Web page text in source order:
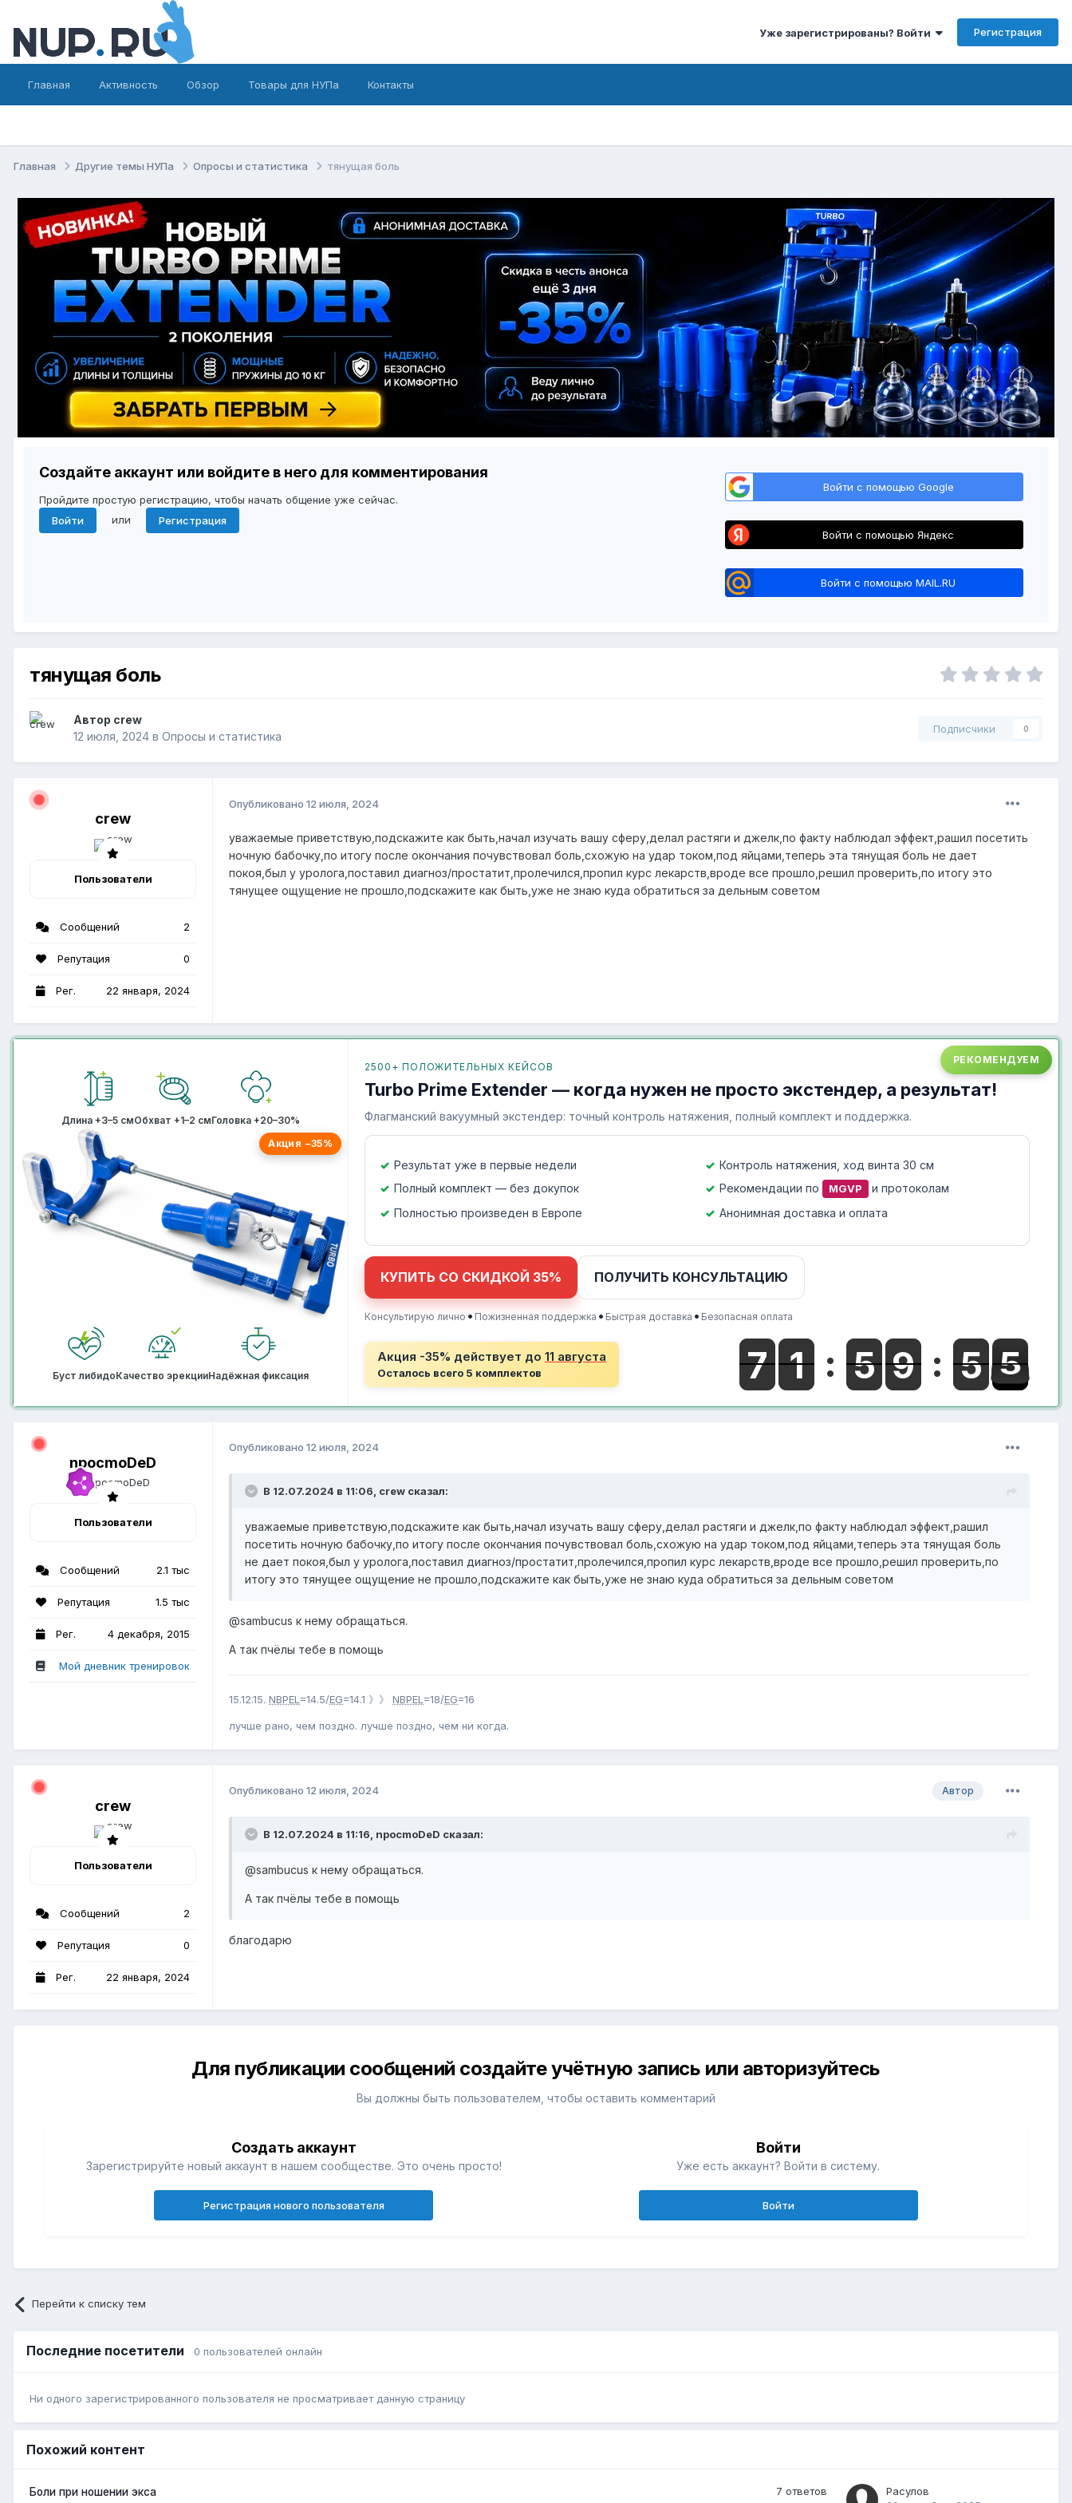
Уже зарегистрированы? Войти Регистрация
Главная Активность Обзор Товары для НУПа Контакты
Главная Другие темы НУПа Опросы и статистика тянущая боль
Создайте аккаунт или войдите в него для комментирования
Пройдите простую регистрацию, чтобы начать общение уже сейчас.
Войти
или Регистрация
Войти с помощью Google
Войти с помощью Яндекс
Войти с помощью MAIL.RU
тянущая боль
Автор crew
12 июля, 2024 в Опросы и статистика
Подписчики 0
crew
Пользователи
Сообщений 2
Репутация 0
Рег. 22 января, 2024
Опубликовано 12 июля, 2024
уважаемые приветствую,подскажите как быть,начал изучать вашу сферу,делал растяги и джелк,по факту наблюдал эффект,рашил посетить
ночную бабочку,по итогу после окончания почувствовал боль,схожую на удар током,под яйцами,теперь эта тянущая боль не дает
покоя,был у уролога,поставил диагноз/простатит,пролечился,пропил курс лекарств,вроде все прошло,решил проверить,по итогу это
тянущее ощущение не прошло,подскажите как быть,уже не знаю куда обратиться за дельным советом
Длина +3–5 смОбхват +1–2 смГоловка +20–30%
Акция −35%
Буст либидоКачество эрекцииНадёжная фиксация
РЕКОМЕНДУЕМ
2500+ ПОЛОЖИТЕЛЬНЫХ КЕЙСОВ
Turbo Prime Extender — когда нужен не просто экстендер, а результат!
Флагманский вакуумный экстендер: точный контроль натяжения, полный комплект и поддержка.
Результат уже в первые недели
Контроль натяжения, ход винта 30 см
Полный комплект — без докупок
Рекомендации по MGVP
и протоколам
Полностью произведен в Европе
Анонимная доставка и оплата
КУПИТЬ СО СКИДКОЙ 35% ПОЛУЧИТЬ КОНСУЛЬТАЦИЮ
Консультирую лично • Пожизненная поддержка • Быстрая доставка • Безопасная оплата
Акция -35% действует до 11 августа
Осталось всего 5 комплектов
npocmoDeD
Пользователи
Сообщений 2.1 тыс
Репутация 1.5 тыс
Рег. 4 декабря, 2015
Мой дневник тренировок
Опубликовано 12 июля, 2024
В 12.07.2024 в 11:06, crew сказал:
уважаемые приветствую,подскажите как быть,начал изучать вашу сферу,делал растяги и джелк,по факту наблюдал эффект,рашил
посетить ночную бабочку,по итогу после окончания почувствовал боль,схожую на удар током,под яйцами,теперь эта тянущая боль
не дает покоя,был у уролога,поставил диагноз/простатит,пролечился,пропил курс лекарств,вроде все прошло,решил проверить,по
итогу это тянущее ощущение не прошло,подскажите как быть,уже не знаю куда обратиться за дельным советом
@sambucus к нему обращаться.
А так пчёлы тебе в помощь
15.12.15. NBPEL =14.5/EG=14.1 》》 NBPEL =18/EG=16
лучше рано, чем поздно. лучше поздно, чем ни когда.
crew
Пользователи
Сообщений 2
Репутация 0
Рег. 22 января, 2024
Автор
Опубликовано 12 июля, 2024
В 12.07.2024 в 11:16, npocmoDeD сказал:
@sambucus к нему обращаться.
А так пчёлы тебе в помощь
благодарю
Для публикации сообщений создайте учётную запись или авторизуйтесь
Вы должны быть пользователем, чтобы оставить комментарий
Создать аккаунт
Зарегистрируйте новый аккаунт в нашем сообществе. Это очень просто!
Регистрация нового пользователя
Войти
Уже есть аккаунт? Войти в систему.
Войти
Перейти к списку тем
Последние посетители 0 пользователей онлайн
Ни одного зарегистрированного пользователя не просматривает данную страницу
Похожий контент
Боли при ношении экса
7 ответов
Расулов